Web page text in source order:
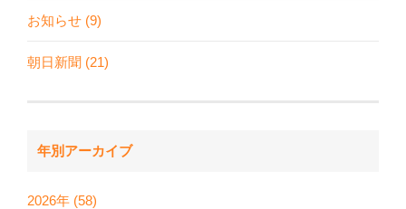
お知らせ (9)
朝日新聞 (21)
年別アーカイブ
2026年 (58)